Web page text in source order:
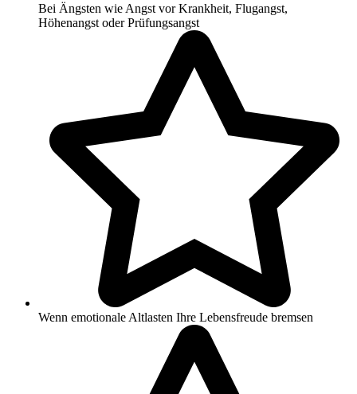
Bei Ängsten wie Angst vor Krankheit, Flugangst,
Höhenangst oder Prüfungsangst
Wenn emotionale Altlasten Ihre Lebensfreude bremsen